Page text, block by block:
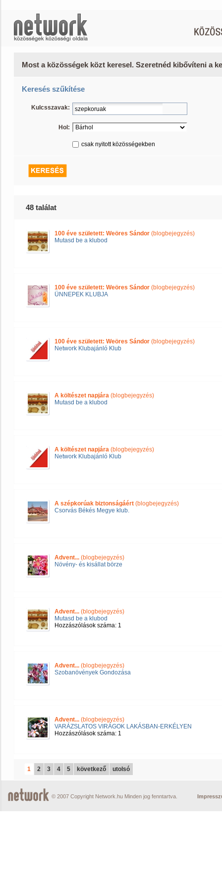
Most a közösségek közt keresel. Szeretnéd kibővíteni a
Keresés szűkítése
Kulcsszavak:
Hol:
csak nyitott közösségekben
48 találat
100 éve született: Weöres Sándor (blogbejegyzés)
Mutasd be a klubod
100 éve született: Weöres Sándor (blogbejegyzés)
ÜNNEPEK KLUBJA
100 éve született: Weöres Sándor (blogbejegyzés)
Network Klubajánló Klub
A költészet napjára (blogbejegyzés)
Mutasd be a klubod
A költészet napjára (blogbejegyzés)
Network Klubajánló Klub
A szépkorúak biztonságáért (blogbejegyzés)
Csorvás Békés Megye klub.
Advent... (blogbejegyzés)
Növény- és kisállat börze
Advent... (blogbejegyzés)
Mutasd be a klubod
Hozzászólások száma: 1
Advent... (blogbejegyzés)
Szobanövények Gondozása
Advent... (blogbejegyzés)
VARÁZSLATOS VIRÁGOK LAKÁSBAN-ERKÉLYEN
Hozzászólások száma: 1
1 2 3 4 5 következő utolsó
© 2007 Copyright Network.hu Minden jog fenntartva.